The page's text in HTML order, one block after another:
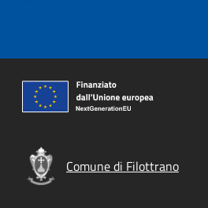
Comune di Filottrano